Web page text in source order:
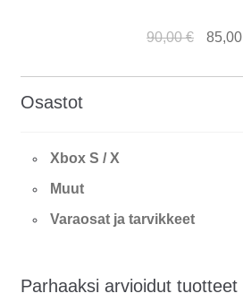
90,00€ 85,00
Osastot
Xbox S / X
Muut
Varaosat ja tarvikkeet
Parhaaksi arvioidut tuotteet